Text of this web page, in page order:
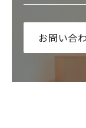
お問い合